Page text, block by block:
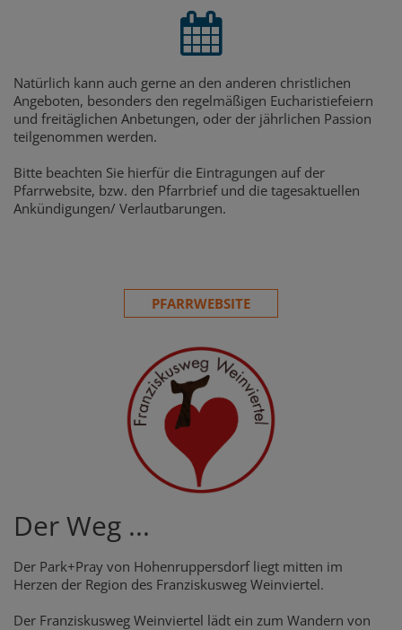
Natürlich kann auch gerne an den anderen christlichen
Angeboten, besonders den regelmäßigen Eucharistiefeiern
und freitäglichen Anbetungen, oder der jährlichen Passion
teilgenommen werden.
Bitte beachten Sie hierfür die Eintragungen auf der
Pfarrwebsite, bzw. den Pfarrbrief und die tagesaktuellen
Ankündigungen/ Verlautbarungen.
PFARRWEBSITE
Der Weg ...
Der Park+Pray von Hohenruppersdorf liegt mitten im
Herzen der Region des Franziskusweg Weinviertel.
Der Franziskusweg Weinviertel lädt ein zum Wandern von